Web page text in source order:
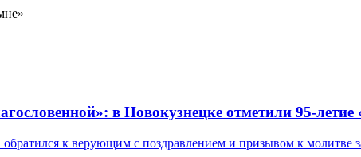
в Новокузнецке отметили 95-